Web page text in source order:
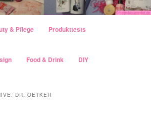
Inhalt wechseln
& Pflege Produkttests
Food & Drink DIY
DR. OETKER